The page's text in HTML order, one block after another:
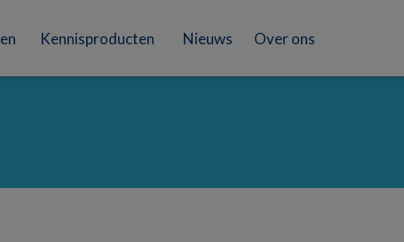
Kennisproducten Nieuws Over ons